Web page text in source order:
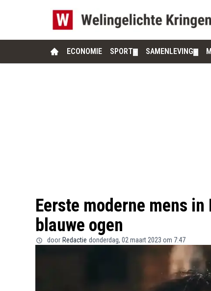
ECONOMIE SPORT SAMENLEVING
Eerste moderne mens
blauwe ogen
door Redactie donderdag, 02 maart 2023 om 7:47